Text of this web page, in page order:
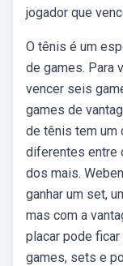
jogador que
O tênis é um
de games. Para
vencer seis
games de
de tênis tem um
diferentes entre
dos mais.
ganhar um set,
mas com a
placar pode
games, sets e